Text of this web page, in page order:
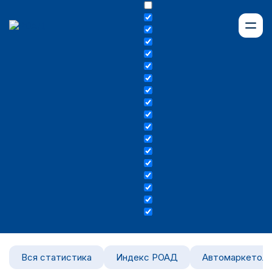
Вся статистика Индекс РОАД